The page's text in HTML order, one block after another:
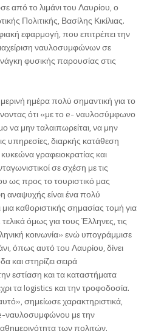
από το λιμάνι του Λαυρίου, ο
Πολιτικής, Βασίλης Κικίλιας.
εφαρμογή, που επιτρέπει την
ναυλοσυμφώνων σε
φυσικής παρουσίας στις
ημέρα πολύ σημαντική για το
ότι «με το e- ναυλοσύμφωνο
να μην ταλαιπωρείται, να μην
υπηρεσίες, διαρκής κατάθεση
γραφειοκρατίας και
σε σχέση με τις
ως προς το τουριστικό μας
αναψυχής είναι ένα πολύ
καθοριστικής σημασίας τομή για
όμως για τους Έλληνες, τις
κοινωνία» ενώ υπογράμμισε
όπως αυτό του Λαυρίου, δίνει
και στηρίζει σειρά
εστίαση και τα καταστήματα
τα logistics και την τροφοδοσία.
σημείωσε χαρακτηριστικά,
ναυλοσυμφώνου με την
των πολιτών.